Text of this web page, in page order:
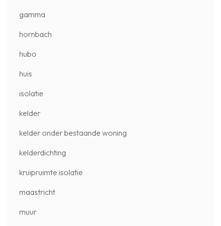
gamma
hornbach
hubo
huis
isolatie
kelder
kelder onder bestaande woning
kelderdichting
kruipruimte isolatie
maastricht
muur